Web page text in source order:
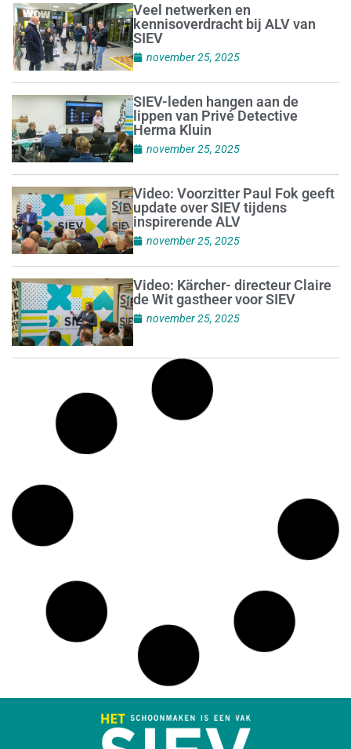
Veel netwerken en
kennisoverdracht bij ALV van
SIEV
november 25, 2025
SIEV-leden hangen aan de
lippen van Privé Detective
Herma Kluin
november 25, 2025
Video: Voorzitter Paul Fok geeft
update over SIEV tijdens
inspirerende ALV
november 25, 2025
Video: Kärcher- directeur Claire
de Wit gastheer voor SIEV
november 25, 2025